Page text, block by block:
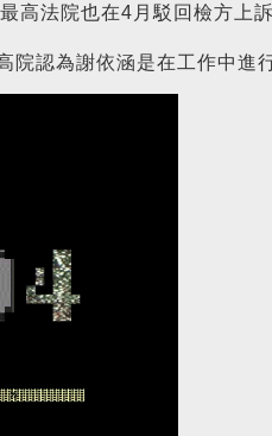
高法院也在4月駁回檢方上訴
認為謝依涵是在工作中進